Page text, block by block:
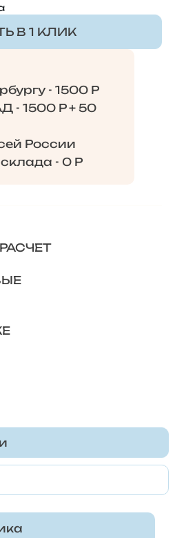
В 1 КЛИК
- 1500 Р
- 1500 Р + 50
России
- 0 Р